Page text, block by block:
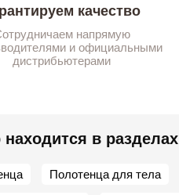
качество
напрямую
и официальными
дистрибьютерами
находится в разделах
Полотенца для тела